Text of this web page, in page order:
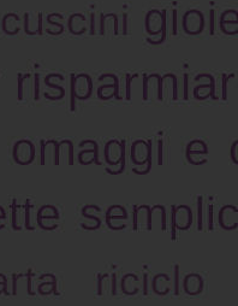
cuscini
omaggi e
riciclo